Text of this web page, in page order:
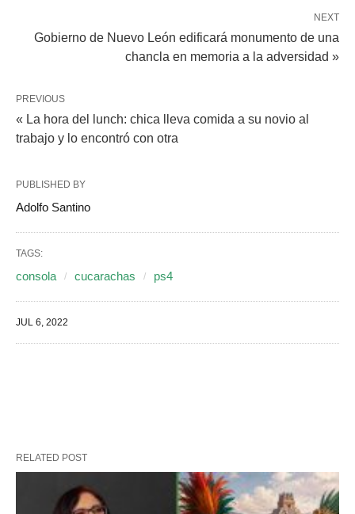
NEXT
Gobierno de Nuevo León edificará monumento de una
chancla en memoria a la adversidad »
PREVIOUS
« La hora del lunch: chica lleva comida a su novio al
trabajo y lo encontró con otra
PUBLISHED BY
Adolfo Santino
TAGS:
consola cucarachas ps4
JUL 6, 2022
RELATED POST